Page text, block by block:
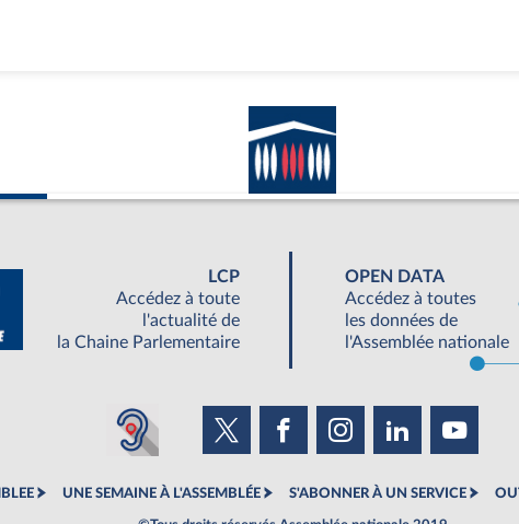
LCP
Accédez à toute
l'actualité de
la Chaine Parlementaire
OPEN DATA
Accédez à toutes
les données de
l'Assemblée nationale
UNE SEMAINE À L'ASSEMBLÉE S'ABONNER À UN SERVICE